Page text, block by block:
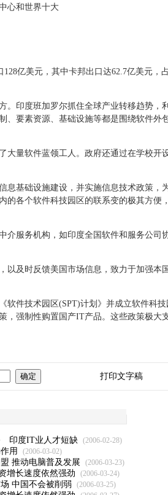
心和世界十大
亿美元，其中卡邦出口达62.7亿美元，
印度班加罗尔抓住全球产业转移趋势，
要素资源、基础设施等都是围绕软件外
量软件蓝领工人。政府还通过在学校开
基础设施建设，并实施信息技术政策，
各个软件科技园区的联系变的极其方便
服务机构，如印度全国软件和服务公司
时反馈美国市场信息，致力于加强本
件技术园区(SPT)计划》并成立软件科
强制性购置国产IT产品。这些政策极大
打印文字稿
印度IT业人才短缺 (2006-02-28)
用 (2006-03-02)
推动电脑普及发展 (2006-03-23)
增长速度依然强劲 (2006-03-24)
中国不会被削弱 (2006-03-25)